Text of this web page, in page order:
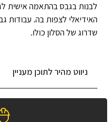
לבנות בגבס בהתאמה אישית
האידיאלי לצפות בה. עבודות
שדרוג של הסלון כולו.
ניווט מהיר לתוכן מעניין